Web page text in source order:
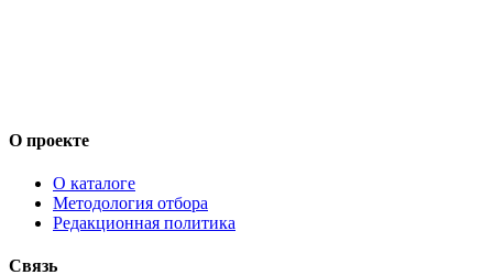
О проекте
О каталоге
Методология отбора
Редакционная политика
Связь